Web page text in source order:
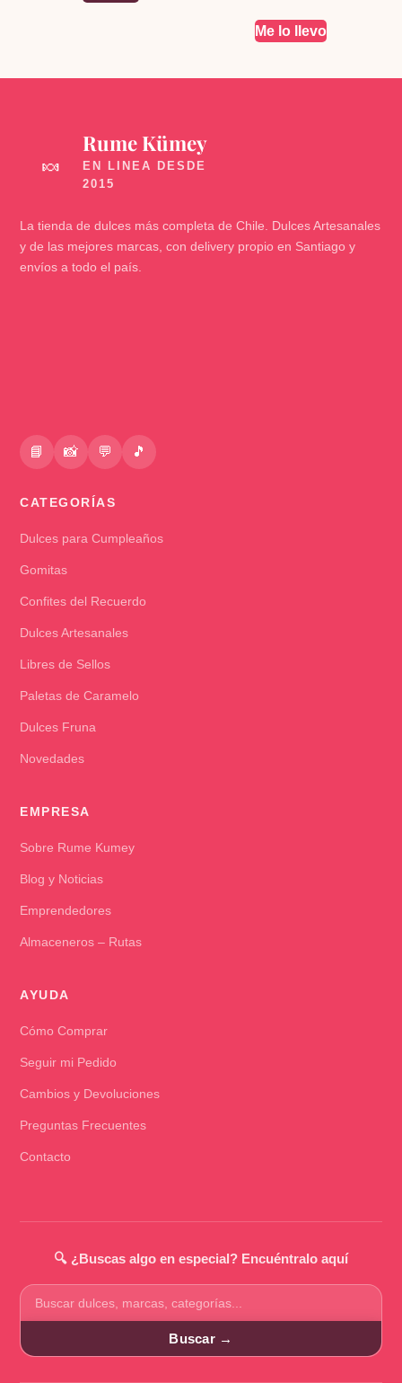
Me lo llevo
🍬
Rume Kümey
La tienda de dulces más completa de Chile. Dulces Artesanales
y de las mejores marcas, con delivery propio en Santiago y
envíos a todo el país.
📘 📸 💬 🎵
CATEGORÍAS
Dulces para Cumpleaños
Gomitas
Confites del Recuerdo
Dulces Artesanales
Libres de Sellos
Paletas de Caramelo
Dulces Fruna
Novedades
EMPRESA
Sobre Rume Kumey
Blog y Noticias
Emprendedores
Almaceneros – Rutas
AYUDA
Cómo Comprar
Seguir mi Pedido
Cambios y Devoluciones
Preguntas Frecuentes
Contacto
🔍 ¿Buscas algo en especial? Encuéntralo aquí
Buscar
productos
Buscar →